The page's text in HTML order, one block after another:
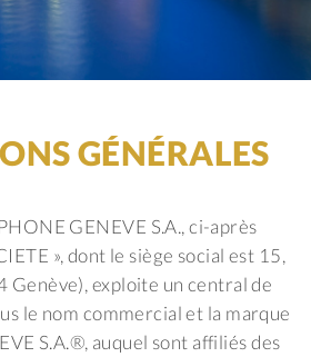
GÉNÉRALES
GENEVE S.A., ci-après
», dont le siège social est 15,
Genève), exploite un central de
le nom commercial et la marque
S.A.®, auquel sont affiliés des